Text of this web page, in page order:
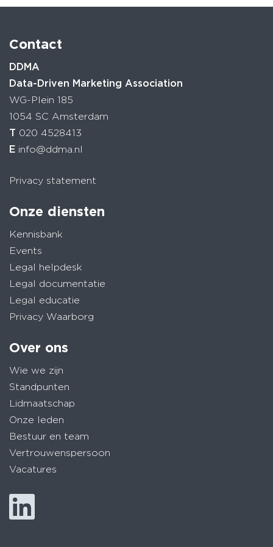
Contact
DDMA
Data-Driven Marketing Association
WG-Plein 185
1054 SC Amsterdam
T 020 4528413
E info@ddma.nl
Privacy statement
Onze diensten
Kennisbank
Events
Legal helpdesk
Legal documentatie
Legal educatie
Privacy Waarborg
Over ons
Wie we zijn
Standpunten
Lidmaatschap
Onze leden
Bestuur en team
Vertrouwenspersoon
Vacatures